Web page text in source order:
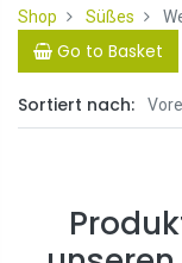
Shop Süßes
Go to Basket
Sortiert nach: